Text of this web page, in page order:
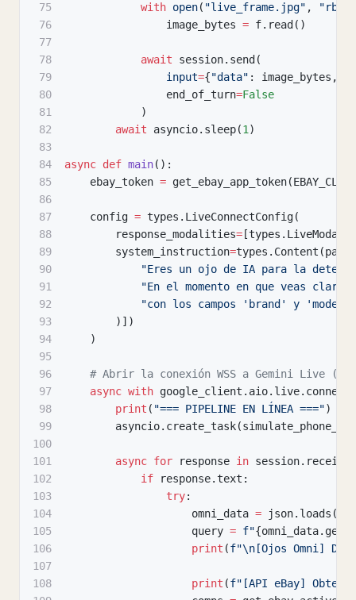
75
with open( "live_frame.jpg" , "rb"
76
                image_bytes
= f. read ( )
77
78
await session. send (
79
input={"data" : image_bytes ,
80
                end_of_turn
=False
81
)
82
await asyncio. sleep(1 )
83
84
async def main( ) :
85
    ebay_token
= get_ebay_app_token(
86
87
    config
= types . LiveConnectConfig(
88
        response_modalities
= [types .
89
        system_instruction
=types . Content (parts
90
"Eres un ojo de IA para la
91
"En el momento en que veas
92
"con los campos 'brand' y
93
) ] )
94
)
95
96
# Abrir la conexión WSS a Gemini Live (El
97
async with google_client . aio. live. connect
98
print ( "=== PIPELINE EN LÍNEA ===")
99
        asyncio
. create_task(
100
101
async for response in session. receive
102
if response.text :
103
try:
104
                    omni_data
= json. loads (
105
                    query
= f"{omni_data. get
106
print (f"\n[Ojos Omni]
107
108
print (f"[API eBay]